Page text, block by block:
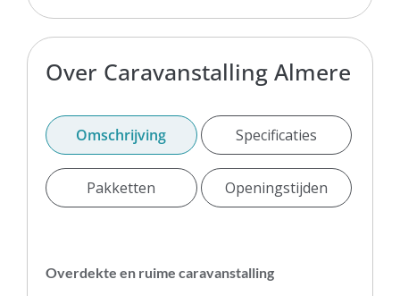
Over Caravanstalling Almere
Omschrijving Specificaties
Pakketten Openingstijden
Overdekte en ruime caravanstalling